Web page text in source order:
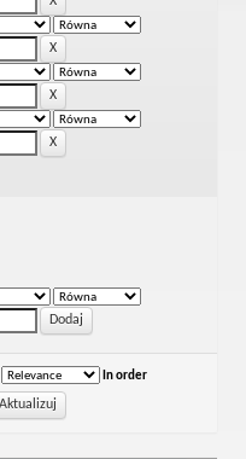
In order